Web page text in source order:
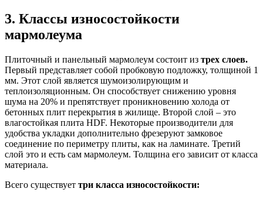
3. Классы износостойкости
мармолеума
Плиточный и панельный мармолеум состоит из трех слоев.
Первый представляет собой пробковую подложку, толщиной 1
мм. Этот слой является шумоизолирующим и
теплоизоляционным. Он способствует снижению уровня
шума на 20% и препятствует проникновению холода от
бетонных плит перекрытия в жилище. Второй слой – это
влагостойкая плита HDF. Некоторые производители для
удобства укладки дополнительно фрезеруют замковое
соединение по периметру плиты, как на ламинате. Третий
слой это и есть сам мармолеум. Толщина его зависит от класса
материала.
Всего существует три класса износостойкости: